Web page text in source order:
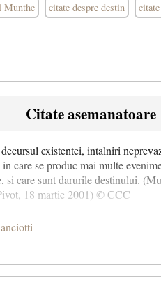
Munthe citate despre destin
Citate asemanatoare
existentei, intalniri
care se produc mai multe
si care sunt darurile destinului.
18 martie 2001) © CCC